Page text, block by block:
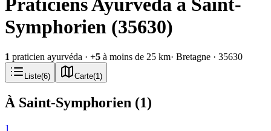
Praticiens Ayurvéda à Saint-
Symphorien (35630)
1 praticien ayurvéda · +5 à moins de 25 km· Bretagne · 35630
Liste(6) Carte(1 )
À Saint-Symphorien (1)
1